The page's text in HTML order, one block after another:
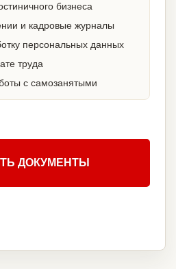
бизнеса
и кадровые журналы
персональных данных
труда
с самозанятыми
ДОКУМЕНТЫ